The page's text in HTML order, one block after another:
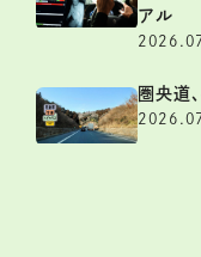
アル
圏央道